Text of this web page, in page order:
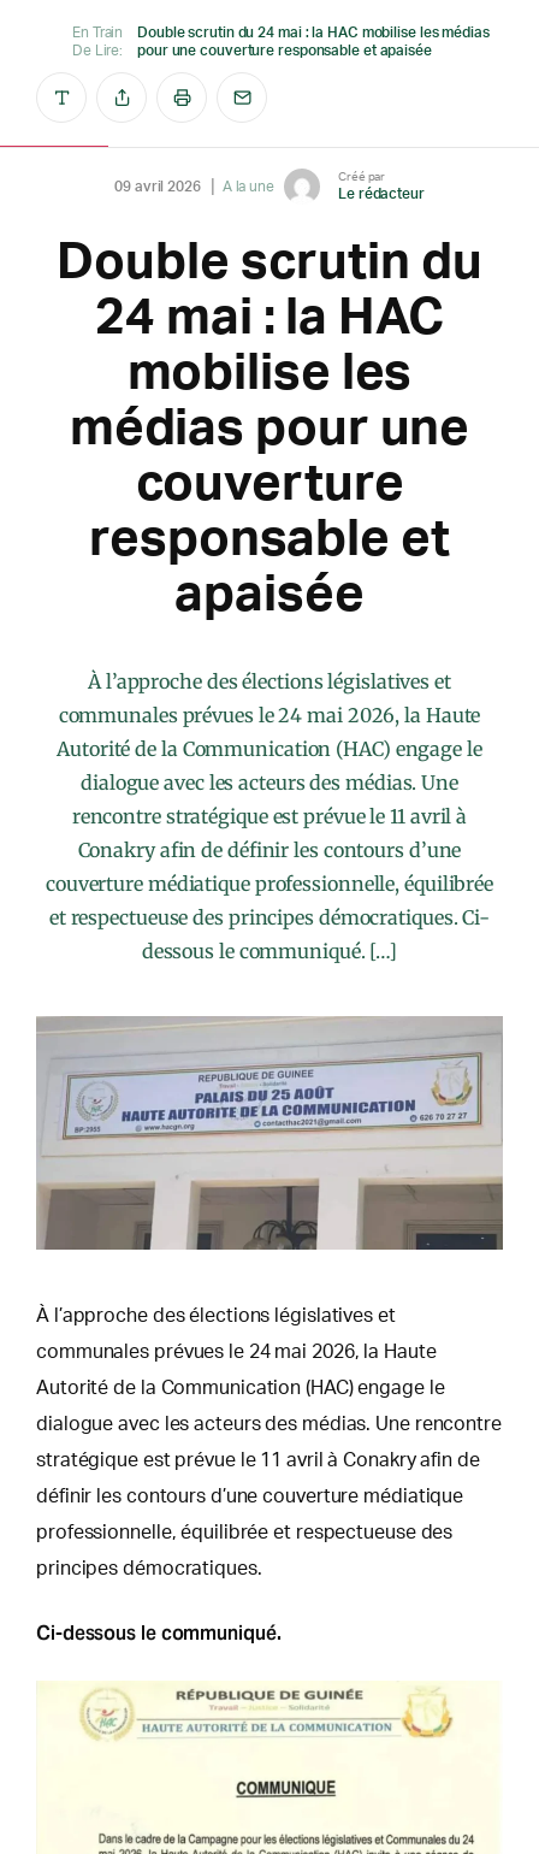
En Train
De Lire:
Double scrutin du 24 mai : la HAC mobilise les médias
pour une couverture responsable et apaisée
09 avril 2026 A la une
Créé par
Le rédacteur
Double scrutin du
24 mai : la HAC
mobilise les
médias pour une
couverture
responsable et
apaisée
À l’approche des élections législatives et
communales prévues le 24 mai 2026, la Haute
Autorité de la Communication (HAC) engage le
dialogue avec les acteurs des médias. Une
rencontre stratégique est prévue le 11 avril à
Conakry afin de définir les contours d’une
couverture médiatique professionnelle, équilibrée
et respectueuse des principes démocratiques. Ci-
dessous le communiqué. […]
À l’approche des élections législatives et
communales prévues le 24 mai 2026, la Haute
Autorité de la Communication (HAC) engage le
dialogue avec les acteurs des médias. Une rencontre
stratégique est prévue le 11 avril à Conakry afin de
définir les contours d’une couverture médiatique
professionnelle, équilibrée et respectueuse des
principes démocratiques.
Ci-dessous le communiqué.